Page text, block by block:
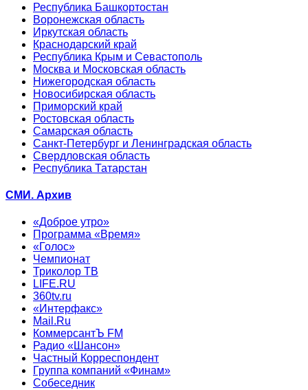
Республика Башкортостан
Воронежская область
Иркутская область
Краснодарский край
Республика Крым и Севастополь
Москва и Московская область
Нижегородская область
Новосибирская область
Приморский край
Ростовская область
Самарская область
Санкт-Петербург и Ленинградская область
Свердловская область
Республика Татарстан
СМИ. Архив
«Доброе утро»
Программа «Время»
«Голос»
Чемпионат
Триколор ТВ
LIFE.RU
360tv.ru
«Интерфакс»
Mail.Ru
КоммерсантЪ FM
Радио «Шансон»
Частный Корреспондент
Группа компаний «Финам»
Собеседник